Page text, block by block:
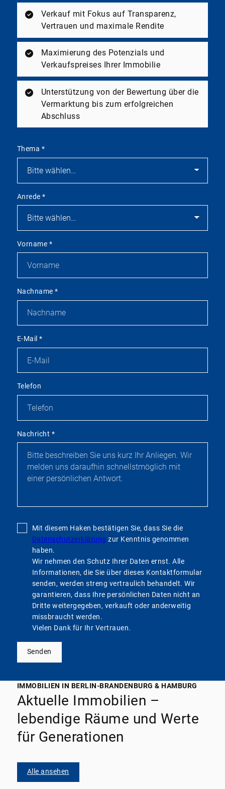
Verkauf mit Fokus auf Transparenz,
Vertrauen und maximale Rendite
Maximierung des Potenzials und
Verkaufspreises Ihrer Immobilie
Unterstützung von der Bewertung über die
Vermarktung bis zum erfolgreichen
Abschluss
Thema *
Anrede*
Vorname *
Nachname*
E-Mail*
Telefon
Nachricht *
Mit diesem Haken bestätigen Sie, dass Sie die
Datenschutzerklärung zur Kenntnis genommen
haben.
Wir nehmen den Schutz Ihrer Daten ernst. Alle
Informationen, die Sie über dieses Kontaktformular
senden, werden streng vertraulich behandelt. Wir
garantieren, dass Ihre persönlichen Daten nicht an
Dritte weitergegeben, verkauft oder anderweitig
missbraucht werden.
Vielen Dank für Ihr Vertrauen.
Senden
IMMOBILIEN IN BERLIN-BRANDENBURG & HAMBURG
Aktuelle Immobilien –
lebendige Räume und Werte
für Generationen
Alle ansehen